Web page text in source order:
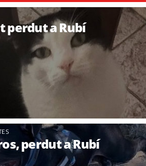
perdut a Rubí
perdut a Rubí